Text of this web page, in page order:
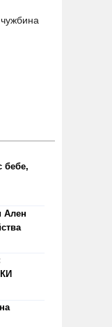
бебе,
Ален